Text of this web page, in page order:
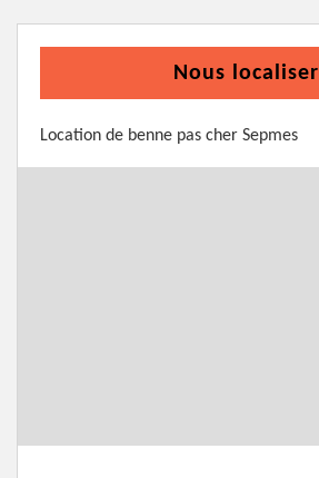
Nous localiser
Location de benne pas cher Sepmes